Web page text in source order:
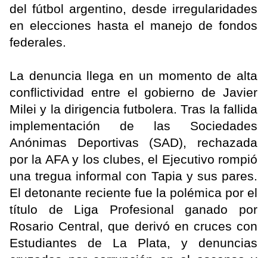
del fútbol argentino, desde irregularidades
en elecciones hasta el manejo de fondos
federales.
La denuncia llega en un momento de alta
conflictividad entre el gobierno de Javier
Milei y la dirigencia futbolera. Tras la fallida
implementación de las Sociedades
Anónimas Deportivas (SAD), rechazada
por la AFA y los clubes, el Ejecutivo rompió
una tregua informal con Tapia y sus pares.
El detonante reciente fue la polémica por el
título de Liga Profesional ganado por
Rosario Central, que derivó en cruces con
Estudiantes de La Plata, y denuncias